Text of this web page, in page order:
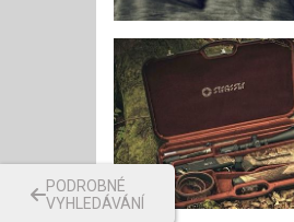
PODROBNÉ
VYHLEDÁVÁNÍ